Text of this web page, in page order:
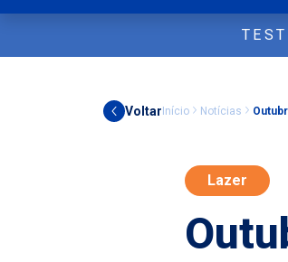
Voltar Início Notícias
Lazer